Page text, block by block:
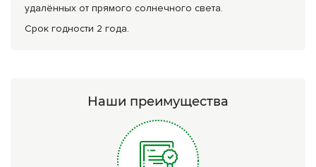
удалённых от прямого солнечного света.
Срок годности 2 года.
Наши преимущества